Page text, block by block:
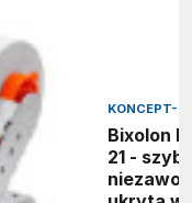
KONCEPT-L
Bixolon
21 -